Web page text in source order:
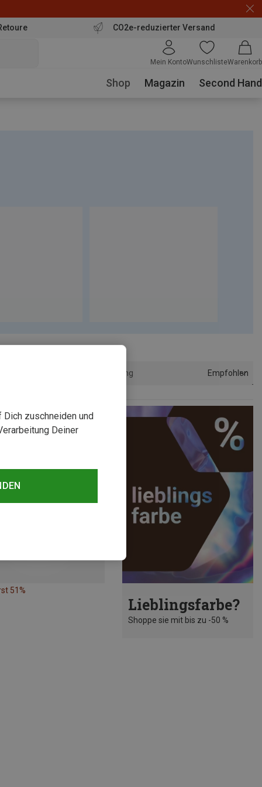
CO2e-reduzierter Versand
Mein KontoWunschlisteWarenkorb
Shop Magazin Second Hand
Sortierung Empfohlen
51%
Lieblingsfarbe?
Shoppe sie mit bis zu -50 %
zuschneiden und
Deiner